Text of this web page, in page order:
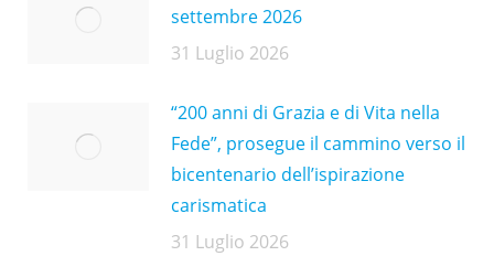
settembre 2026
31 Luglio 2026
“200 anni di Grazia e di Vita nella
Fede”, prosegue il cammino verso il
bicentenario dell’ispirazione
carismatica
31 Luglio 2026